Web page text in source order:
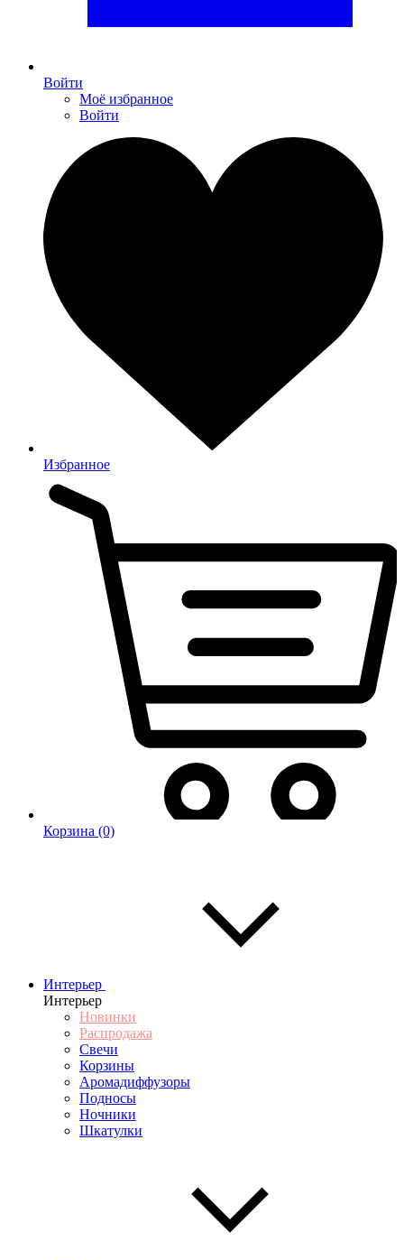
Войти
Моё избранное
Войти
Избранное
Корзина (0)
Интерьер
Интерьер
Новинки
Распродажа
Свечи
Корзины
Аромадиффузоры
Подносы
Ночники
Шкатулки